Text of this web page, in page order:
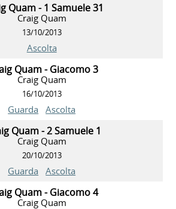
Quam - 1 Samuele 31
Craig Quam
13/10/2013
Ascolta
Quam - Giacomo 3
Craig Quam
16/10/2013
Guarda Ascolta
Quam - 2 Samuele 1
Craig Quam
20/10/2013
Guarda Ascolta
Quam - Giacomo 4
Craig Quam